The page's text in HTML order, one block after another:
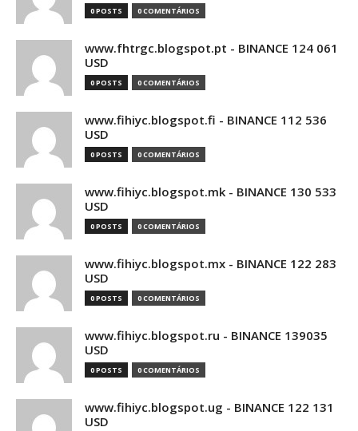
0 POSTS 0 COMENTÁRIOS
www.fhtrgc.blogspot.pt - BINANCE 124 061
USD
0 POSTS 0 COMENTÁRIOS
www.fihiyc.blogspot.fi - BINANCE 112 536
USD
0 POSTS 0 COMENTÁRIOS
www.fihiyc.blogspot.mk - BINANCE 130 533
USD
0 POSTS 0 COMENTÁRIOS
www.fihiyc.blogspot.mx - BINANCE 122 283
USD
0 POSTS 0 COMENTÁRIOS
www.fihiyc.blogspot.ru - BINANCE 139035
USD
0 POSTS 0 COMENTÁRIOS
www.fihiyc.blogspot.ug - BINANCE 122 131
USD